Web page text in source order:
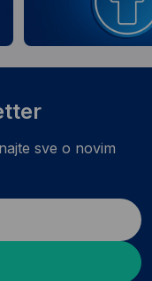
sve o novim